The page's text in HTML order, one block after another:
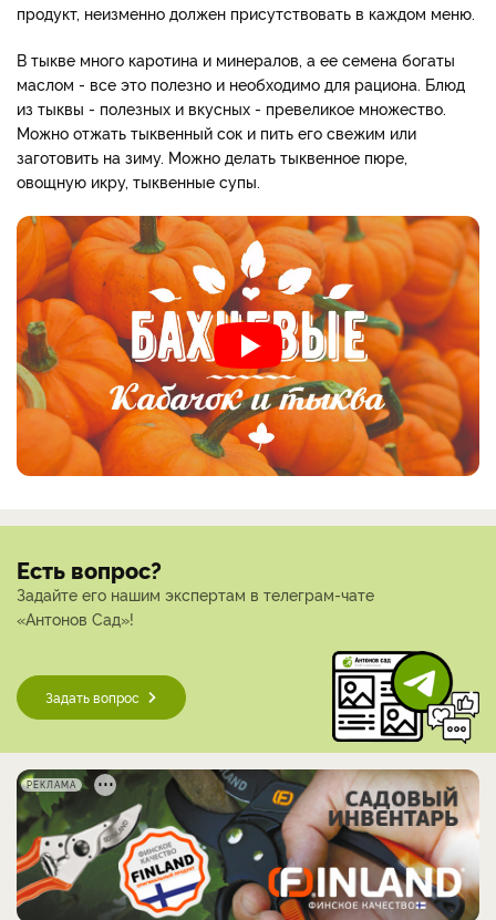
продукт, неизменно должен присутствовать в каждом меню.
В тыкве много каротина и минералов, а ее семена богаты
маслом - все это полезно и необходимо для рациона. Блюд
из тыквы - полезных и вкусных - превеликое множество.
Можно отжать тыквенный сок и пить его свежим или
заготовить на зиму. Можно делать тыквенное пюре,
овощную икру, тыквенные супы.
Есть вопрос?
Задайте его нашим экспертам в телеграм-чате
«Антонов Сад»!
Задать вопрос
РЕКЛАМА